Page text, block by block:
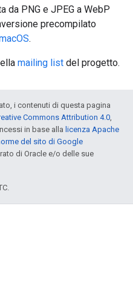
da PNG e JPEG a WebP
precompilato
.
mailing list del progetto.
i contenuti di questa pagina
Commons Attribution 4.0,
in base alla licenza Apache
del sito di Google
di Oracle e/o delle sue